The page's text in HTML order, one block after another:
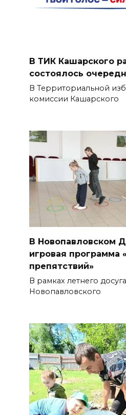
В ТИК Кашарского
состоялось
В Территориальной
комиссии Кашарского
В Новопавловском
игровая программа
препятствий»
В рамках летнего
Новопавловского